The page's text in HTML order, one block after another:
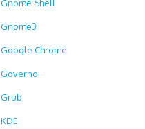
Gnome Shell
Gnome3
Google Chrome
Governo
Grub
KDE